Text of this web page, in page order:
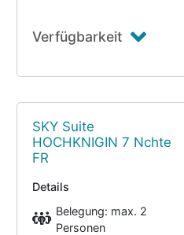
Verfügbarkeit
SKY Suite
HOCHKNIGIN 7 Nchte
FR
Details
Belegung: max. 2
Personen